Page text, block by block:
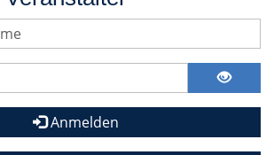
Anmelden